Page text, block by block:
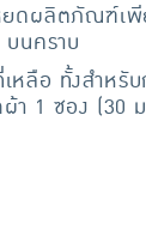
ดผลิตภัณฑ์เพี
บนคราบ
ลือ ทั้งสำหรั
า 1 ซอง (30